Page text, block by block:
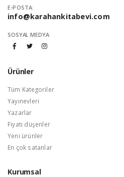
E-POSTA:
info@karahankitabevi.com
SOSYAL MEDYA
Ürünler
Tüm Kategoriler
Yayınevleri
Yazarlar
Fiyatı düşenler
Yeni ürünler
En çok satanlar
Kurumsal